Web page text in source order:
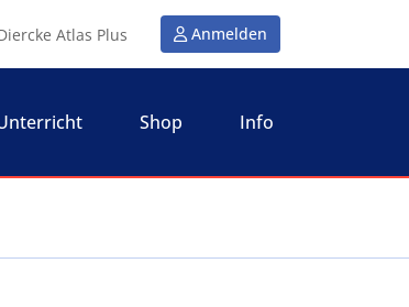
Atlas Plus Anmelden
Shop Info